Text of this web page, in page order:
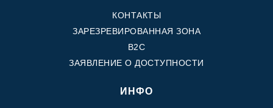
КОНТАКТЫ
ЗАРЕЗРЕВИРОВАННАЯ ЗОНА
B2C
ЗАЯВЛЕНИЕ О ДОСТУПНОСТИ
ИНФО